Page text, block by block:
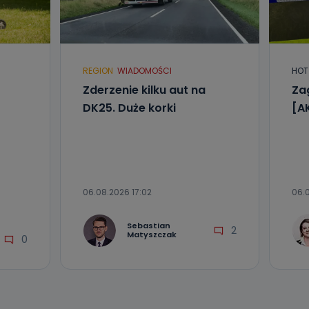
od
ze
0
REGION WIADOMOŚCI
Zderzenie kilku aut na
DK25. Duże korki
06.08.2026 17:02
Sebastian
Matyszczak
2
HOT